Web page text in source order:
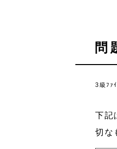
問
3級ﾌｧ
下記
切な